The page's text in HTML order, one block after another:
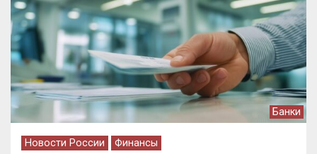
Банки
Новости России Финансы